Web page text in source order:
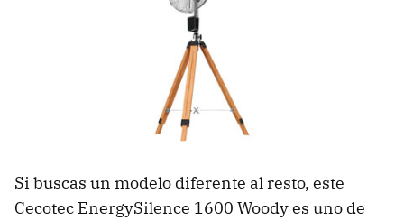
Si buscas un modelo diferente al resto, este
Cecotec EnergySilence 1600 Woody es uno de